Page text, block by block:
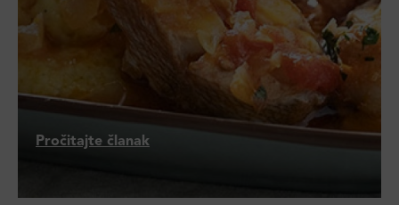
Pročitajte članak